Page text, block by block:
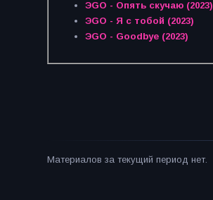
ЭGO - Опять скучаю (2023)
ЭGO - Я с тобой (2023)
ЭGO - Goodbye (2023)
Материалов за текущий период нет.